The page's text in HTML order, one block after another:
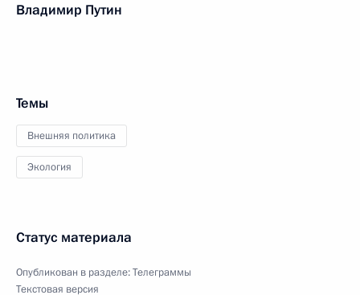
Владимир Путин
Темы
Внешняя политика
Экология
Статус материала
Опубликован в разделе:Телеграммы
Текстовая версия